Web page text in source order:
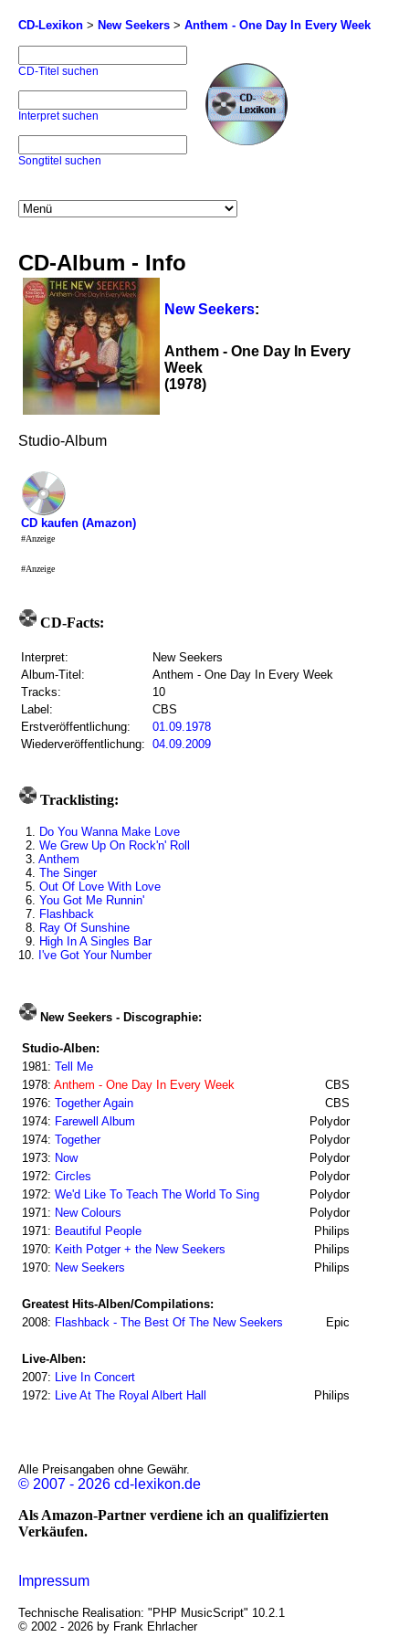
CD-Lexikon > New Seekers > Anthem - One Day In Every Week
CD-Titel suchen
Interpret suchen
Songtitel suchen
CD-Album - Info
New Seekers:
Anthem - One Day In Every
Week
(1978)
Studio-Album
CD kaufen (Amazon)
#Anzeige
#Anzeige
CD-Facts:
Interpret:
New Seekers
Album-Titel:
Anthem - One Day In Every Week
Tracks:
10
Label:
CBS
Erstveröffentlichung:
01.09.1978
Wiederveröffentlichung: 04.09.2009
Tracklisting:
1. Do You Wanna Make Love
2. We Grew Up On Rock'n' Roll
3. Anthem
4. The Singer
5. Out Of Love With Love
6. You Got Me Runnin'
7. Flashback
8. Ray Of Sunshine
9. High In A Singles Bar
10. I've Got Your Number
New Seekers - Discographie:
Studio-Alben:
1981: Tell Me
1978: Anthem - One Day In Every Week
CBS
1976: Together Again
CBS
1974: Farewell Album
Polydor
1974: Together
Polydor
1973: Now
Polydor
1972: Circles
Polydor
1972: We'd Like To Teach The World To Sing
Polydor
1971: New Colours
Polydor
1971: Beautiful People
Philips
1970: Keith Potger + the New Seekers
Philips
1970: New Seekers Philips
Greatest Hits-Alben/Compilations:
2008: Flashback - The Best Of The New Seekers Epic
Live-Alben:
2007: Live In Concert
1972: Live At The Royal Albert Hall Philips
Alle Preisangaben ohne Gewähr.
© 2007 - 2026 cd-lexikon.de
Als Amazon-Partner verdiene ich an qualifizierten
Verkäufen.
Impressum
Technische Realisation: "PHP MusicScript" 10.2.1
© 2002 - 2026 by Frank Ehrlacher